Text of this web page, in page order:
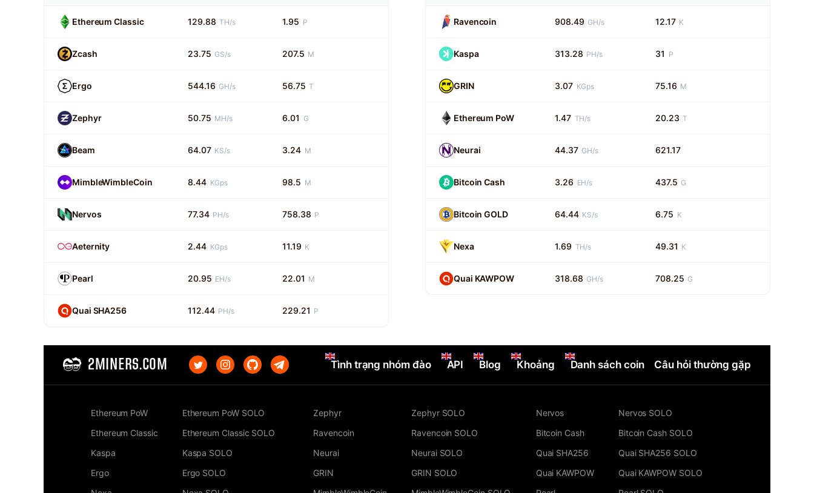
Ethereum Classic 129.88 TH/s 1.95 P
Zcash 23.75 GS/s 207.5 M
Ergo 544.16 GH/s 56.75 T
Zephyr 50.75 MH/s 6.01 G
Beam 64.07 KS/s 3.24 M
MimbleWimbleCoin 8.44 KGps 98.5 M
Nervos 77.34 PH/s 758.38 P
Aeternity 2.44 KGps 11.19 K
Pearl 20.95 EH/s 22.01 M
Quai SHA256 112.44 PH/s 229.21 P
Ravencoin 908.49 GH/s 12.17 K
Kaspa 313.28 PH/s 31 P
GRIN 3.07 KGps 75.16 M
Ethereum PoW 1.47 TH/s 20.23 T
Neurai 44.37 GH/s 621.17
Bitcoin Cash 3.26 EH/s 437.5 G
Bitcoin GOLD 64.44 KS/s 6.75 K
Nexa 1.69 TH/s 49.31 K
Quai KAWPOW 318.68 GH/s 708.25 G
2MINERS.COM Tình trạng nhóm đào API Blog Khoảng Danh sách coin Câu hỏi thường gặp
Ethereum PoW
Ethereum Classic
Kaspa
Ergo
Ethereum PoW SOLO
Ethereum Classic SOLO
Kaspa SOLO
Ergo SOLO
Zephyr
Ravencoin
Neurai
GRIN
Zephyr SOLO
Ravencoin SOLO
Neurai SOLO
GRIN SOLO
Nervos
Bitcoin Cash
Quai SHA256
Quai KAWPOW
Nervos SOLO
Bitcoin Cash SOLO
Quai SHA256 SOLO
Quai KAWPOW SOLO